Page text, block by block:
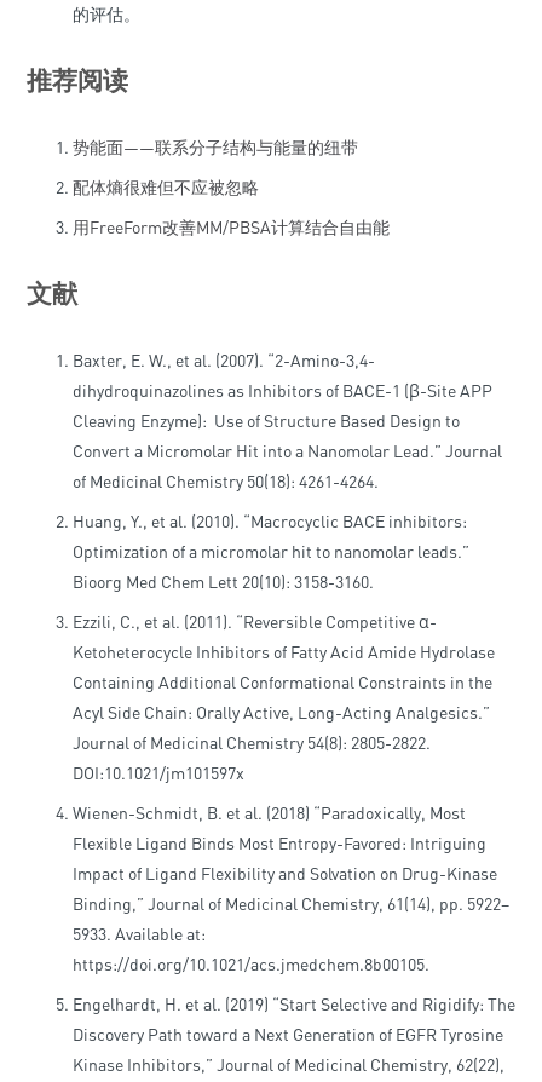
的评估。
推荐阅读
势能面——联系分子结构与能量的纽带
配体熵很难但不应被忽略
用FreeForm改善MM/PBSA计算结合自由能
文献
Baxter, E. W., et al. (2007). “2-Amino-3,4-
dihydroquinazolines as Inhibitors of BACE-1 (β-Site APP
Cleaving Enzyme): Use of Structure Based Design to
Convert a Micromolar Hit into a Nanomolar Lead.” Journal
of Medicinal Chemistry 50(18): 4261-4264.
Huang, Y., et al. (2010). “Macrocyclic BACE inhibitors:
Optimization of a micromolar hit to nanomolar leads.”
Bioorg Med Chem Lett 20(10): 3158-3160.
Ezzili, C., et al. (2011). “Reversible Competitive α-
Ketoheterocycle Inhibitors of Fatty Acid Amide Hydrolase
Containing Additional Conformational Constraints in the
Acyl Side Chain: Orally Active, Long-Acting Analgesics.”
Journal of Medicinal Chemistry 54(8): 2805-2822.
DOI:10.1021/jm101597x
Wienen-Schmidt, B. et al. (2018) “Paradoxically, Most
Flexible Ligand Binds Most Entropy-Favored: Intriguing
Impact of Ligand Flexibility and Solvation on Drug-Kinase
Binding,” Journal of Medicinal Chemistry, 61(14), pp. 5922–
5933. Available at:
https://doi.org/10.1021/acs.jmedchem.8b00105.
Engelhardt, H. et al. (2019) “Start Selective and Rigidify: The
Discovery Path toward a Next Generation of EGFR Tyrosine
Kinase Inhibitors,” Journal of Medicinal Chemistry, 62(22),